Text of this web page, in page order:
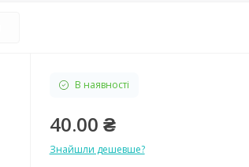
В наявності
40.00 ₴
Знайшли дешевше?